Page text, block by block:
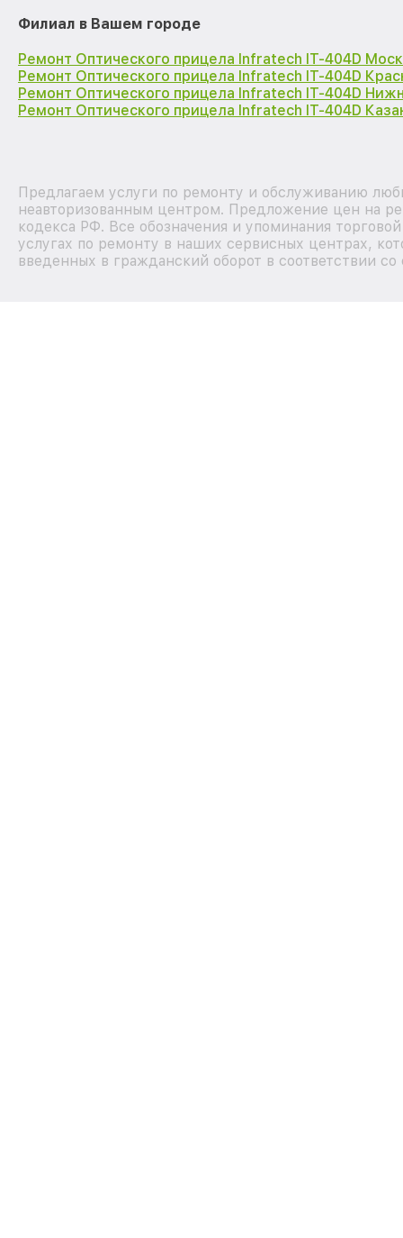
Филиал в Вашем городе
Ремонт Оптического прицела Infratech IT-404D
Ремонт Оптического прицела Infratech IT-404D
Ремонт Оптического прицела Infratech IT-404D
Ремонт Оптического прицела Infratech IT-404D
Предлагаем услуги по ремонту и обслуживанию
неавторизованным центром. Предложение цен на
кодекса РФ. Все обозначения и упоминания
услугах по ремонту в наших сервисных центрах,
введенных в гражданский оборот в соответствии